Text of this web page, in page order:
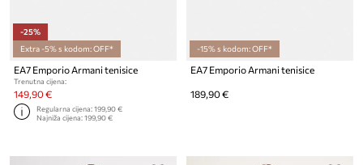
-25%
Extra -5% s kodom: OFF*
EA7 Emporio Armani tenisice
Trenutna cijena:
149,90 €
Regularna cijena:199,90 €
Najniža cijena:199,90 €
-15% s kodom: OFF*
EA7 Emporio Armani tenisice
189,90 €